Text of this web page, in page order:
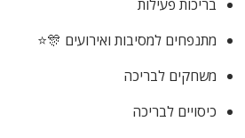
בריכות פעילות
מתנפחים למסיבות ואירועים 🎊⭐
משחקים לבריכה
כיסויים לבריכה